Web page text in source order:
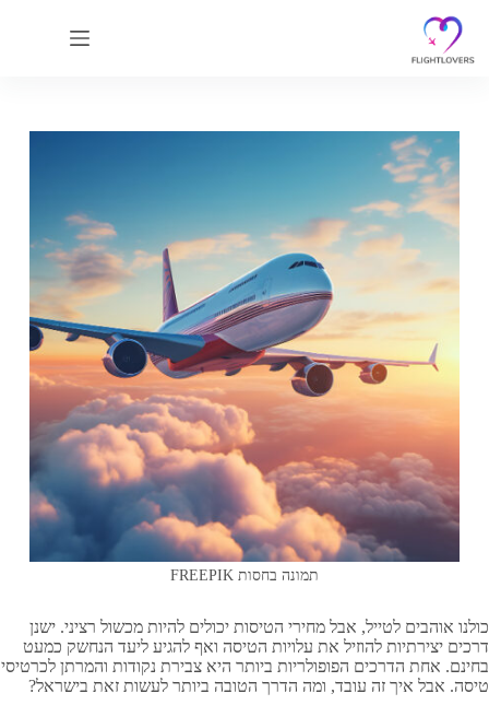
תמונה בחסות FREEPIK
כולנו אוהבים לטייל, אבל מחירי הטיסות יכולים להיות מכשול רציני. ישנן
דרכים יצירתיות להוזיל את עלויות הטיסה ואף להגיע ליעד הנחשק כמעט
בחינם. אחת הדרכים הפופולריות ביותר היא צבירת נקודות והמרתן לכרטיסי
טיסה. אבל איך זה עובד, ומה הדרך הטובה ביותר לעשות זאת בישראל?